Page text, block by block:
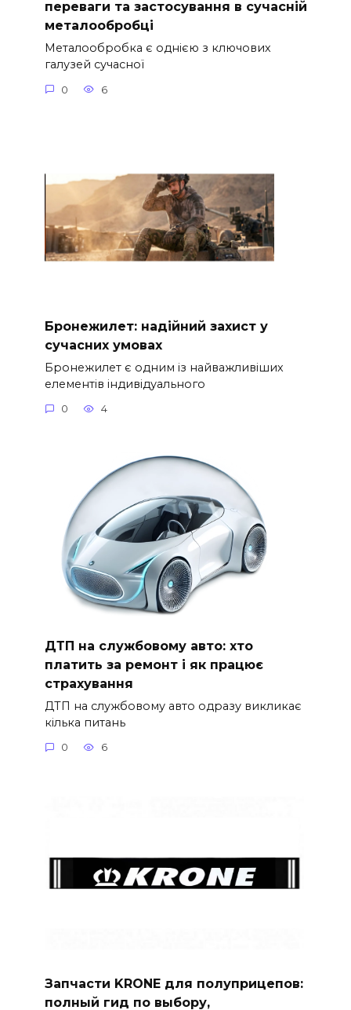
переваги та застосування в сучасній
металообробці
Металообробка є однією з ключових
галузей сучасної
0 6
Бронежилет: надійний захист у
сучасних умовах
Бронежилет є одним із найважливіших
елементів індивідуального
0 4
ДТП на службовому авто: хто
платить за ремонт і як працює
страхування
ДТП на службовому авто одразу викликає
кілька питань
0 6
Запчасти KRONE для полуприцепов:
полный гид по выбору,